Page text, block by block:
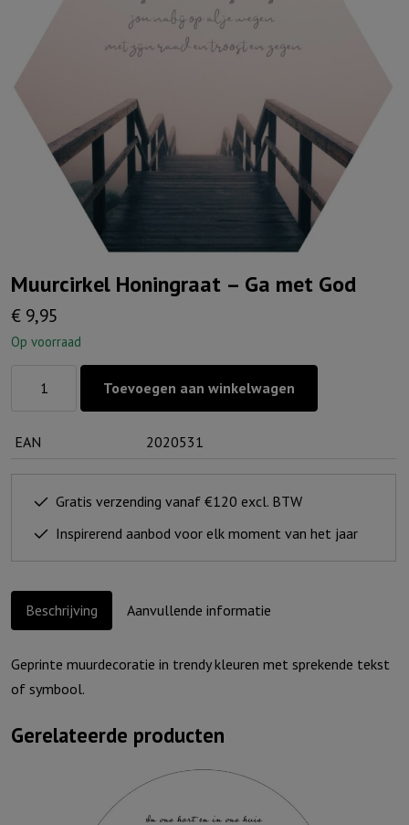
Muurcirkel Honingraat – Ga met God
€ 9,95
Op voorraad
Ga
met
Toevoegen aan winkelwagen
EAN 2020531
Gratis verzending vanaf €120 excl. BTW
Inspirerend aanbod voor elk moment van het jaar
Beschrijving Aanvullende informatie
Geprinte muurdecoratie in trendy kleuren met sprekende tekst
of symbool.
Gerelateerde producten